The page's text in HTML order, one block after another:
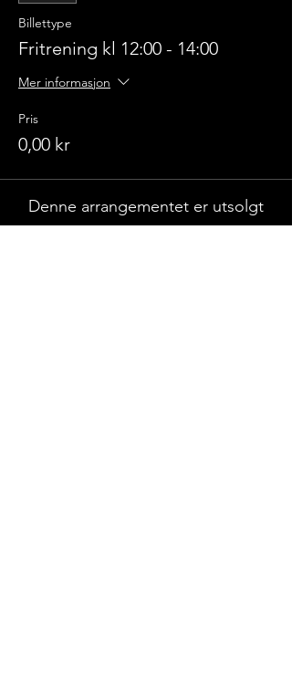
Billettype
Fritrening kl 12:00 - 14:00
Mer informasjon
Pris
0,00 kr
Denne arrangementet er utsolgt